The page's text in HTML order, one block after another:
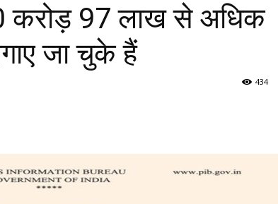
97 लाख से अधिक
जा चुके हैं
434